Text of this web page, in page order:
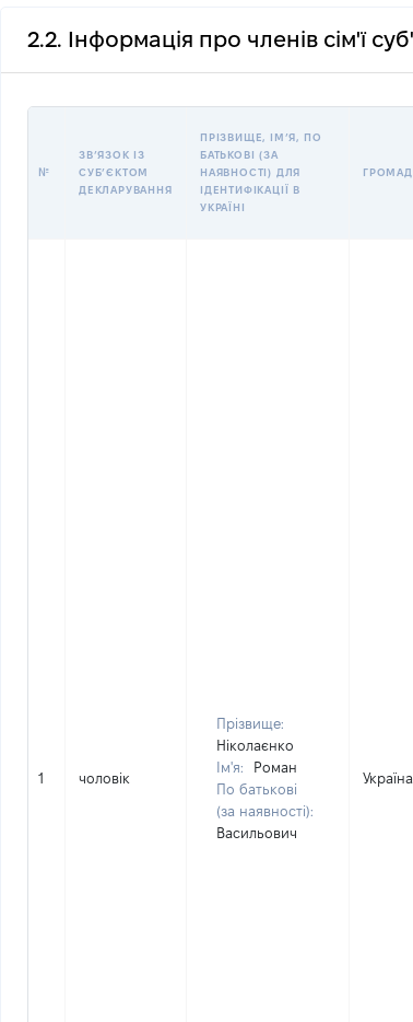
2.2. Інформація про членів сім'ї
№
ЗВʼЯЗОК ІЗ
СУБʼЄКТОМ
ДЕКЛАРУВАННЯ
ПРІЗВИЩЕ, ІМʼЯ, ПО
БАТЬКОВІ (ЗА
НАЯВНОСТІ) ДЛЯ
ІДЕНТИФІКАЦІЇ В
УКРАЇНІ
1 чоловік
Прізвище:
Ніколаєнко
Ім'я:
Роман
По батькові
(за наявності):
Васильович
Україна